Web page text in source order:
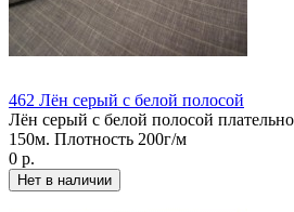
462 Лён серый с белой полосой
Лён серый с белой полосой
150м. Плотность 200г/м
0 р.